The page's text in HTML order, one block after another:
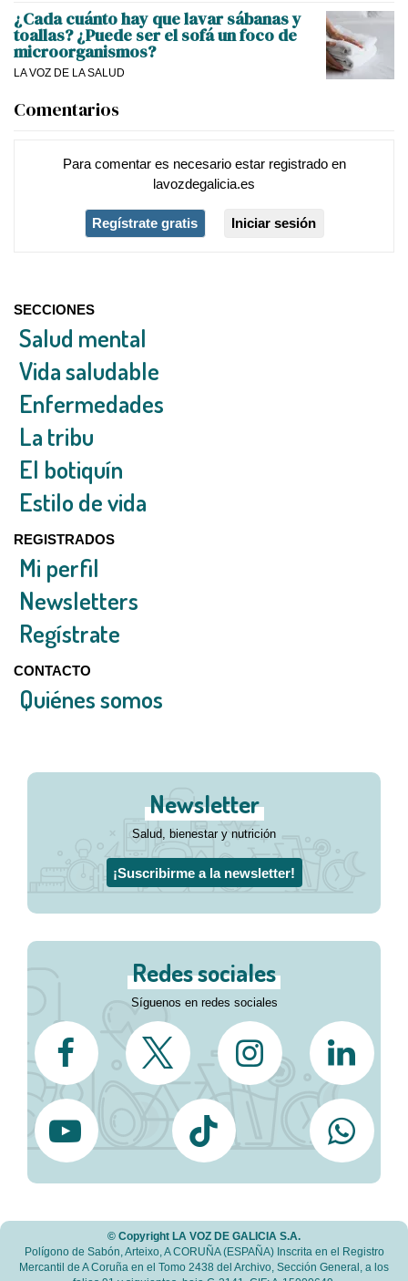
¿Cada cuánto hay que lavar sábanas y
toallas? ¿Puede ser el sofá un foco de
microorganismos?
LA VOZ DE LA SALUD
Comentarios
Para comentar es necesario estar registradoen
lavozdegalicia.es
Regístrate gratis Iniciar sesión
SECCIONES
Salud mental
Vida saludable
Enfermedades
La tribu
El botiquín
Estilo de vida
REGISTRADOS
Mi perfil
Newsletters
Regístrate
CONTACTO
Quiénes somos
Newsletter
Salud, bienestar y nutrición
¡Suscribirme a la newsletter!
Redes sociales
Síguenos en redes sociales
© Copyright LA VOZ DE GALICIA S.A.
Polígono de Sabón, Arteixo, A CORUÑA (ESPAÑA) Inscrita en el Registro
Mercantil de A Coruña en el Tomo 2438 del Archivo, Sección General, a los